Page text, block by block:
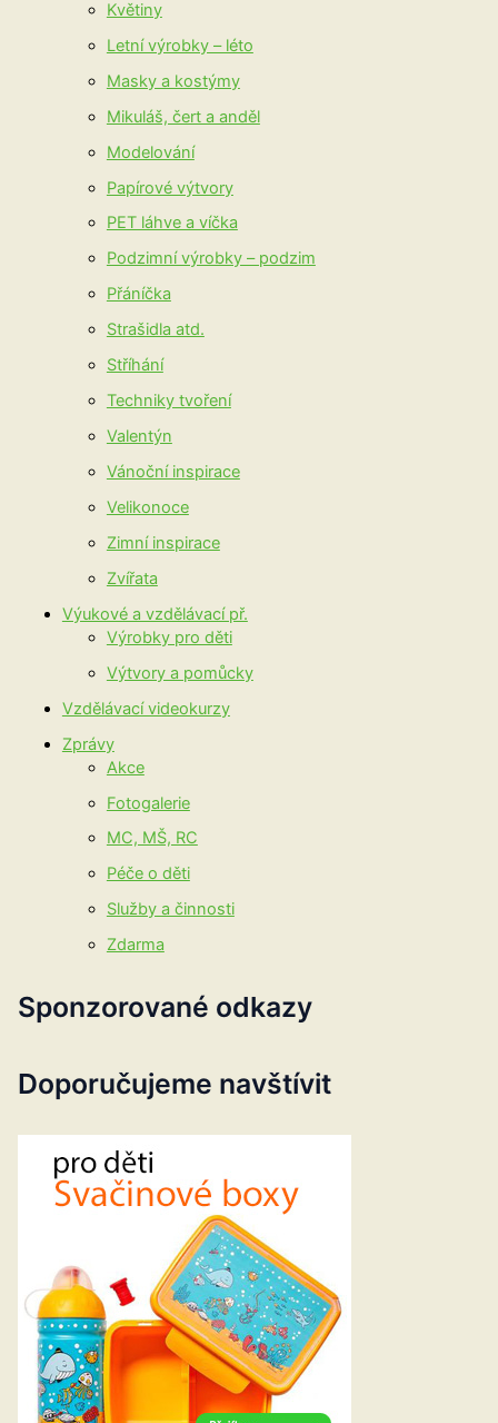
Květiny
Letní výrobky – léto
Masky a kostýmy
Mikuláš, čert a anděl
Modelování
Papírové výtvory
PET láhve a víčka
Podzimní výrobky – podzim
Přáníčka
Strašidla atd.
Stříhání
Techniky tvoření
Valentýn
Vánoční inspirace
Velikonoce
Zimní inspirace
Zvířata
Výukové a vzdělávací př.
Výrobky pro děti
Výtvory a pomůcky
Vzdělávací videokurzy
Zprávy
Akce
Fotogalerie
MC, MŠ, RC
Péče o děti
Služby a činnosti
Zdarma
Sponzorované odkazy
Doporučujeme navštívit